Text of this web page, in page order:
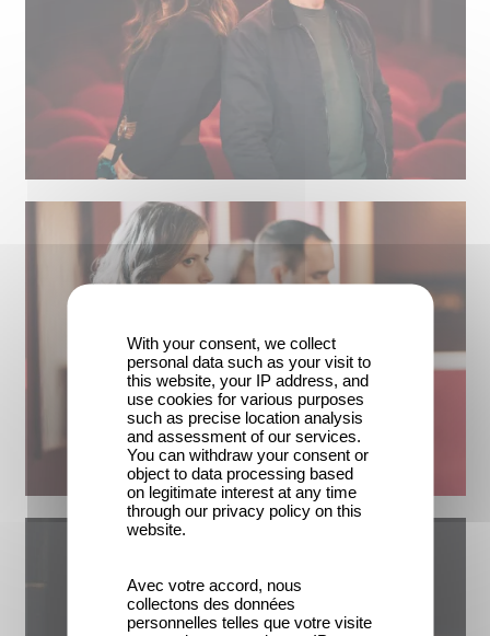
With your consent, we collect
personal data such as your visit to
this website, your IP address, and
use cookies for various purposes
such as precise location analysis
and assessment of our services.
You can withdraw your consent or
object to data processing based
on legitimate interest at any time
through our privacy policy on this
website.
Avec votre accord, nous
collectons des données
personnelles telles que votre visite